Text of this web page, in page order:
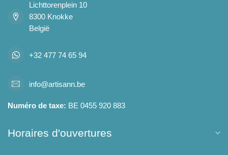
Lichttorenplein 10
8300 Knokke
België
+32 477 74 65 94
info@artisann.be
Numéro de taxe: BE 0455 920 883
Horaires d'ouvertures